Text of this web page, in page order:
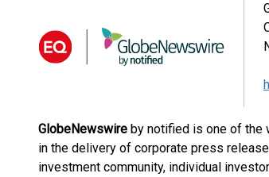
GlobeNewswire by notified is one of the
in the delivery of corporate press
investment community, individual